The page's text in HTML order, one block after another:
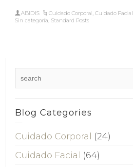
ABIDIS Cuidado Corporal,Cuidado Facial
Sin categoría, Standard Posts
Blog Categories
Cuidado Corporal
(24)
Cuidado Facial
(64)